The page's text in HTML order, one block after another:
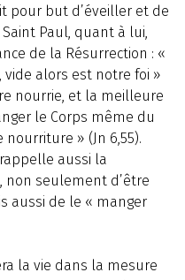
pour but d’éveiller et de
Saint Paul, quant à lui,
de la Résurrection : «
vide alors est notre foi »
nourrie, et la meilleure
le Corps même du
nourriture » (Jn 6,55).
aussi la
non seulement d’être
aussi de le « manger
la vie dans la mesure